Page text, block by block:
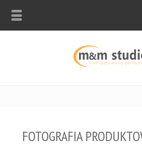
FOTOGRAFIA